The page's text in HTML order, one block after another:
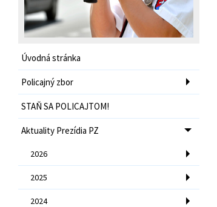
Úvodná stránka
Policajný zbor
STAŇ SA POLICAJTOM!
Aktuality Prezídia PZ
2026
2025
2024